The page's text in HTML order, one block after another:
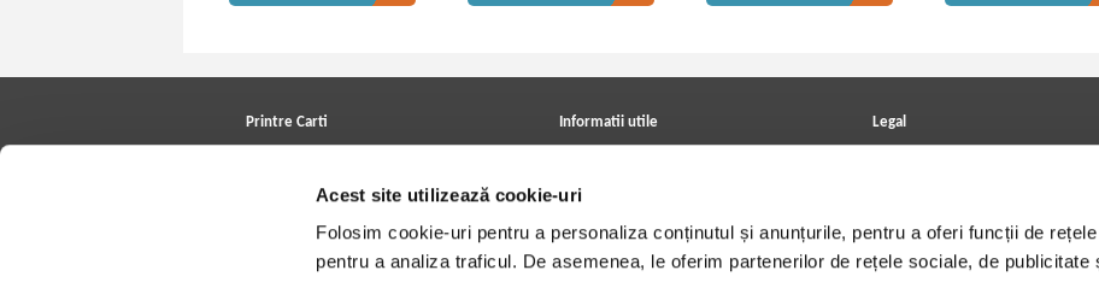
Acest site utilizează cookie-uri
Folosim cookie-uri pentru a personaliza conținutul și anunțurile, pentru a oferi funcții de
pentru a analiza traficul. De asemenea, le oferim partenerilor de rețele sociale, de publicitate
Printre Carti
Cele mai căutate cărți
Blog Printre Carti
Informatii utile
Contact
Politica de livrare
Angajari - Cariere
Legal
Utilizare cookie-uri